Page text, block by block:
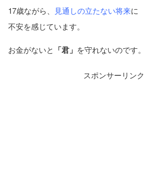
17歳ながら、 見通しの立たない将来に
不安を感じています。
お金がないと 「君」 を守れないのです。
スポンサーリンク